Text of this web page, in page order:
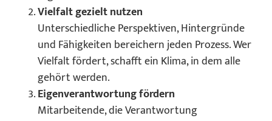
Vielfalt gezielt nutzen
Unterschiedliche Perspektiven, Hintergründe
und Fähigkeiten bereichern jeden Prozess. Wer
Vielfalt fördert, schafft ein Klima, in dem alle
gehört werden.
Eigenverantwortung fördern
Mitarbeitende, die Verantwortung